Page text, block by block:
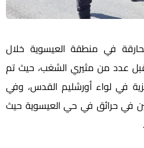
في منطقة العيسوية خلال
قبل عدد من مثيري الشغب، حيث تم
في لواء أورشليم القدس، وفي
في حرائق في حي العيسوية حيث